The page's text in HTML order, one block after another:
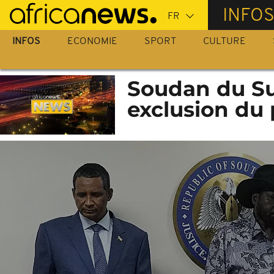
Passer
au
contenu
INFOS
INFOS ECONOMIE SPORT CULTURE
Soudan du
exclusion du